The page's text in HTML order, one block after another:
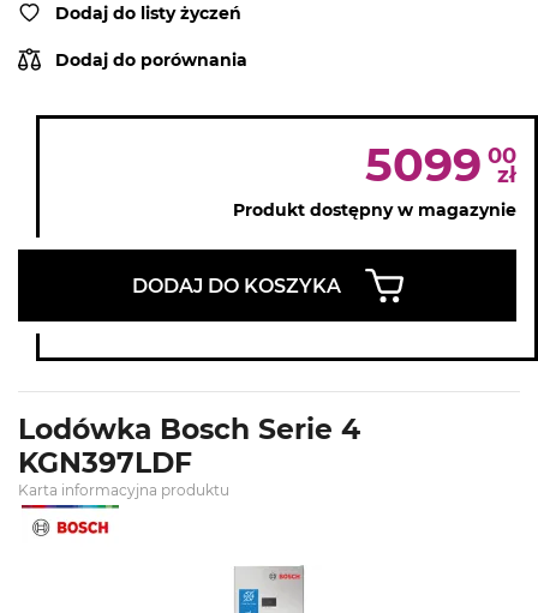
Dodaj do listy życzeń
Dodaj do porównania
5099 00
zł
Produkt dostępny w magazynie
DODAJ DO KOSZYKA
Lodówka Bosch Serie 4
KGN397LDF
Karta informacyjna produktu